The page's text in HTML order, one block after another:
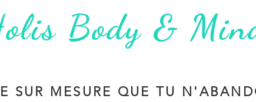
Body &
SUR MESURE QUE TU